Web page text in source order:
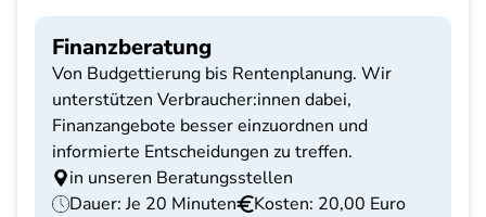
Finanzberatung
Von Budgettierung bis Rentenplanung. Wir
unterstützen Verbraucher:innen dabei,
Finanzangebote besser einzuordnen und
informierte Entscheidungen zu treffen.
in unseren Beratungsstellen
Dauer: Je 20 Minuten
Kosten: 20,00 Euro